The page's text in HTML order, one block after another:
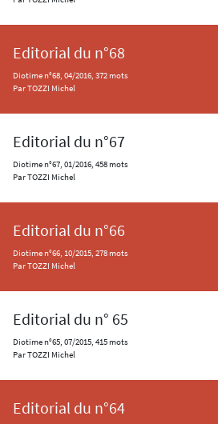
Editorial du n°68
Diotime n°68, 04/2016, 372 mots
Par TOZZI Michel
Editorial du n°67
Diotime n°67, 01/2016, 458 mots
Par TOZZI Michel
Editorial du n°66
Diotime n°66, 10/2015, 278 mots
Par TOZZI Michel
Editorial du n° 65
Diotime n°65, 07/2015, 415 mots
Par TOZZI Michel
Editorial du n°64